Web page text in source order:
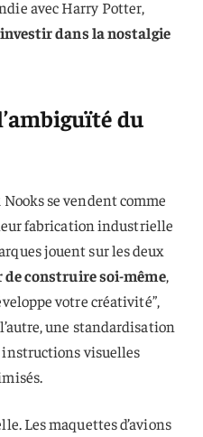
avec Harry Potter,
investir dans la nostalgie
du
se vendent comme
fabrication industrielle
jouent sur les deux
de construire soi-même,
votre créativité”,
une standardisation
instructions visuelles
Les maquettes d’avions